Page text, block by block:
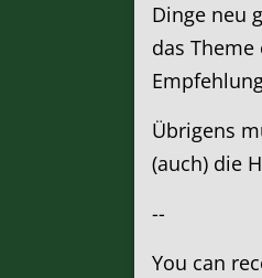
Dinge neu
das
Übrigens
(auch) die
--
You can